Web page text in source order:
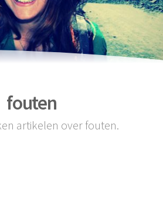
fouten
artikelen over fouten.